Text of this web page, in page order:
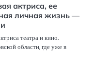
актриса, ее
личная жизнь —
театра и кино.
области, где уже в